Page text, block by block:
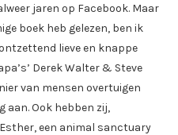
jaren op Facebook. Maar
boek heb gelezen, ben ik
lieve en knappe
Derek Walter & Steve
van mensen overtuigen
aan. Ook hebben zij,
een animal sanctuary